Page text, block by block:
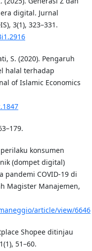
digital. Jurnal
3(1), 323–331.
S. (2020). Pengaruh
halal terhadap
of Islamic Economics
konsumen
(dompet digital)
pandemi COVID-19 di
Magister Manajemen,
article/view/6646
Shopee ditinjau
51–60.